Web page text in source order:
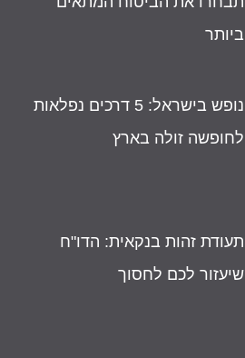
ביותר
נופש בישראל: 5 דרכים נפלאות
לחופשה זולה בארץ
תעודת זהות בנקאית: הדו"ח
שיעזור לכם לחסוך